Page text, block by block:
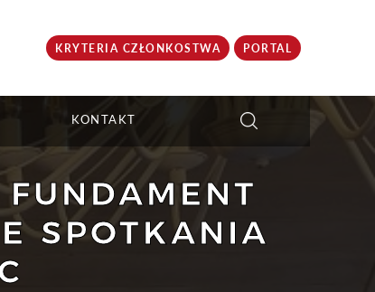
KRYTERIA CZŁONKOSTWA PORTAL
KONTAKT
SPOTKANIA